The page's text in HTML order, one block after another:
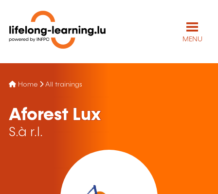
MENU
Home All trainings
Aforest Lux
S.à r.l.